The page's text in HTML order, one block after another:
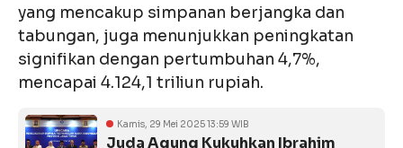
yang mencakup simpanan berjangka dan
tabungan, juga menunjukkan peningkatan
signifikan dengan pertumbuhan 4,7%,
mencapai 4.124,1 triliun rupiah.
Kamis, 29 Mei 2025 13:59 WIB
Juda Agung Kukuhkan Ibrahim